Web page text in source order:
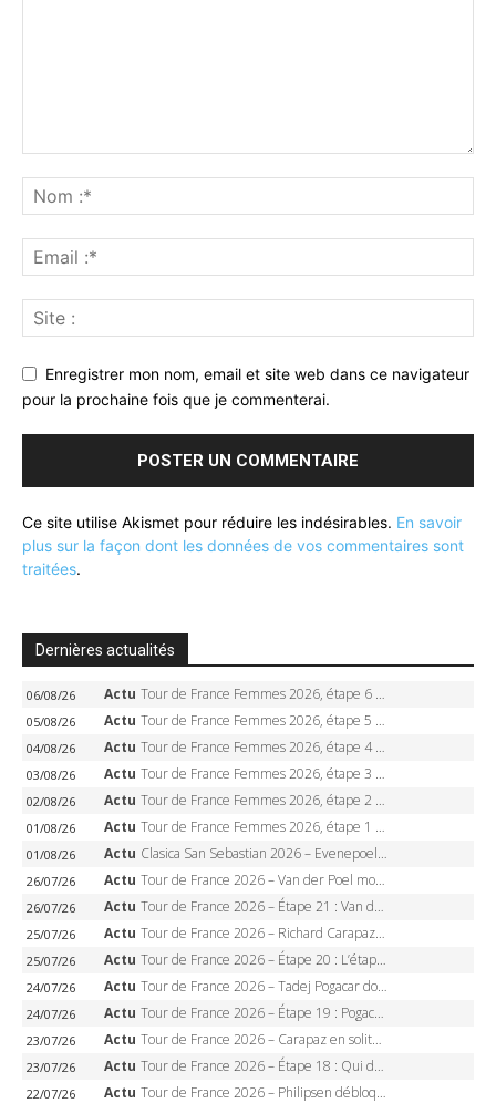
Enregistrer mon nom, email et site web dans ce navigateur
pour la prochaine fois que je commenterai.
Ce site utilise Akismet pour réduire les indésirables. En savoir
plus sur la façon dont les données de vos commentaires sont
traitées.
Dernières actualités
06/08/26 Actu Tour de France Femmes 2026, étape 6 – Kim Le Court-Pienaar gagne à Tournon, Reusser en jaune
05/08/26 Actu Tour de France Femmes 2026, étape 5 – Demi Vollering gagne à Belleville, Reusser en jaune, Ferrand-Prévot coule
04/08/26 Actu Tour de France Femmes 2026, étape 4 – Marlen Reusser écrase le chrono, Ferrand-Prévot en crise
03/08/26 Actu Tour de France Femmes 2026, étape 3 – Sigrid Haugset en solitaire, 88 km d’échappée, maillot jaune
02/08/26 Actu Tour de France Femmes 2026, étape 2 – Lorena Wiebes doublé à Genève, Markus héroïque, 7e record
01/08/26 Actu Tour de France Femmes 2026, étape 1 – Lorena Wiebes intouchable à Lausanne, premier maillot jaune
01/08/26 Actu Clasica San Sebastian 2026 – Evenepoel recordman, 4e victoire, Carapaz battu au sprint
26/07/26 Actu Tour de France 2026 – Van der Poel monumental à Paris, Pogacar égale le record des cinq sacres
26/07/26 Actu Tour de France 2026 – Étape 21 : Van der Poel, Pogacar, qui succédera à Wout van Aert sur les Champs-Elysées ?
25/07/26 Actu Tour de France 2026 – Richard Carapaz roi des Alpes, doublé et maillot à pois, Seixas perd le podium
25/07/26 Actu Tour de France 2026 – Étape 20 : L’étape reine, Galibier, Sarenne, Alpe d’Huez, qui succédera à Pogacar ?
24/07/26 Actu Tour de France 2026 – Tadej Pogacar dompte l’Alpe d’Huez, 5e victoire, record de Pantani pulvérisé
24/07/26 Actu Tour de France 2026 – Étape 19 : Pogacar peut-il enfin dompter l’Alpe d’Huez ?
23/07/26 Actu Tour de France 2026 – Carapaz en solitaire à Orcières-Merlette, Paret-Peintre à un point du maillot à pois
23/07/26 Actu Tour de France 2026 – Étape 18 : Qui domptera Orcières-Merlette, première marche vers l’Alpe d’Huez ?
22/07/26 Actu Tour de France 2026 – Philipsen débloque son compteur à Voiron, Pedersen en danger pour le maillot vert